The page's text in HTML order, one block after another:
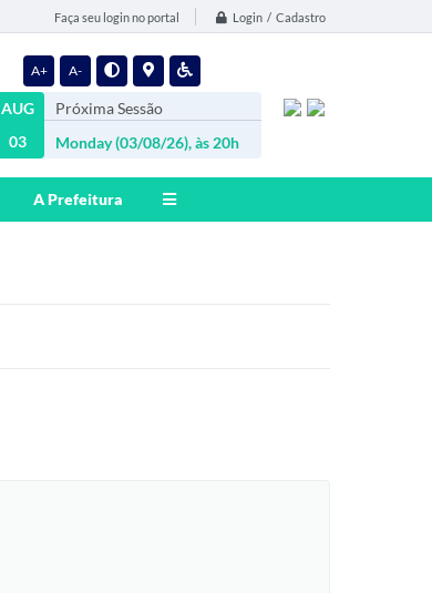
Faça seu login no portal Login / Cadastro
A+ A-
AUG
03
Próxima Sessão
Monday (03/08/26), às 20h
A Prefeitura